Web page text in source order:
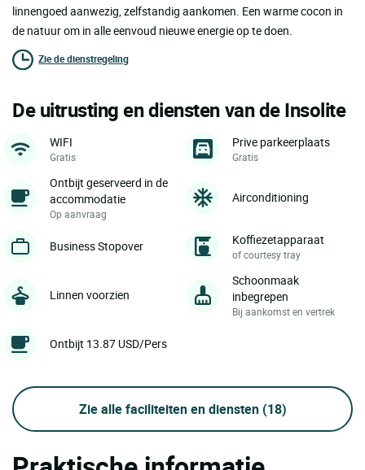
linnengoed aanwezig, zelfstandig aankomen. Een warme cocon in
de natuur om in alle eenvoud nieuwe energie op te doen.
Zie de dienstregeling
De uitrusting en diensten van de Insolite
WIFI
Gratis
Prive parkeerplaats
Gratis
Ontbijt geserveerd in de
accommodatie
Op aanvraag
Airconditioning
Business Stopover Koffiezetapparaat
of courtesy tray
Linnen voorzien
Schoonmaak
inbegrepen
Bij aankomst en vertrek
Ontbijt 13.87 USD/Pers
Zie alle faciliteiten en diensten (18)